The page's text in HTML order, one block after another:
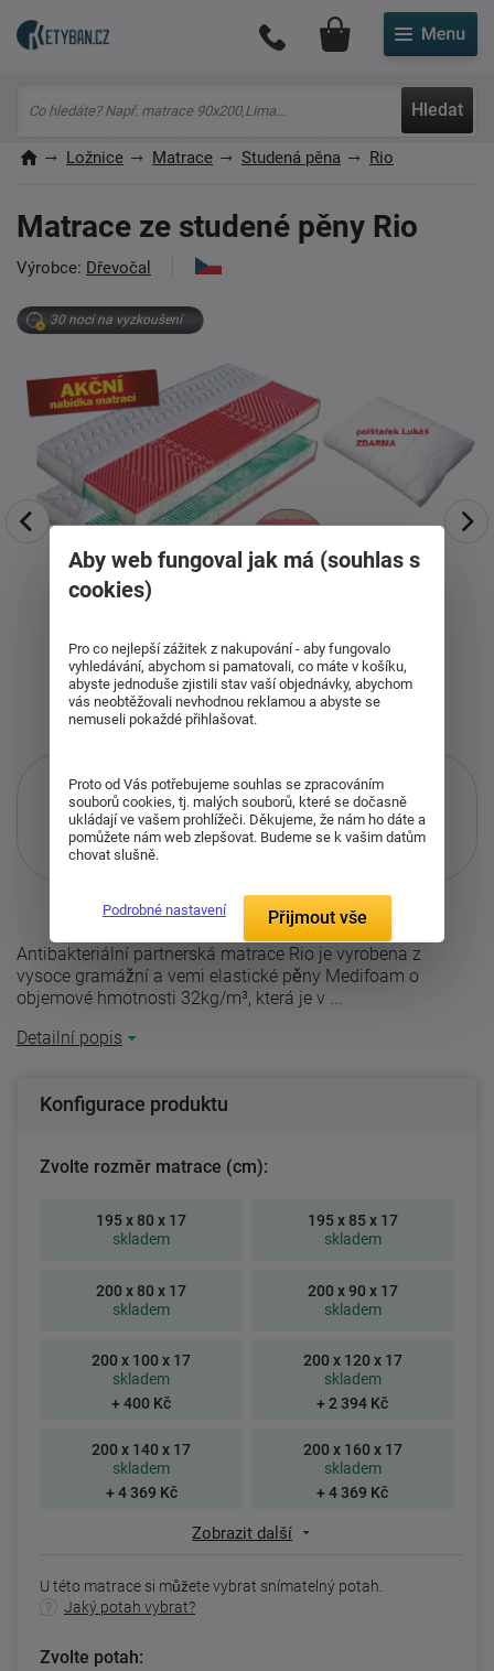
Hledat
Můj účet
Ložnice Matrace Studená pěna Rio
Matrace ze studené pěny Rio
Výrobce: Dřevočal
30 nocí na vyzkoušení
Pouze při nákupu přes ketyban.cz
Antibakteriální partnerská matrace Rio je vyrobena z
vysoce gramážní a vemi elastické pěny Medifoam o
objemové hmotnosti 32kg/m³, která je v ...
Detailní popis
Konfigurace produktu
Zvolte rozměr matrace (cm):
195 x 80 x 17
skladem
195 x 85 x 17
skladem
200 x 80 x 17
skladem
200 x 90 x 17
skladem
200 x 100 x 17
skladem
+ 400 Kč
200 x 120 x 17
skladem
+ 2 394 Kč
200 x 140 x 17
skladem
+ 4 369 Kč
200 x 160 x 17
skladem
+ 4 369 Kč
Zobrazit další
U této matrace si můžete vybrat snímatelný potah.
Jaký potah vybrat?
Zvolte potah:
Aby web fungoval jak má (souhlas s
cookies)
Pro co nejlepší zážitek z nakupování - aby fungovalo
vyhledávání, abychom si pamatovali, co máte v košíku,
abyste jednoduše zjistili stav vaší objednávky, abychom
vás neobtěžovali nevhodnou reklamou a abyste se
nemuseli pokaždé přihlašovat.
Proto od Vás potřebujeme souhlas se zpracováním
souborů cookies, tj. malých souborů, které se dočasně
ukládají ve vašem prohlížeči. Děkujeme, že nám ho dáte a
pomůžete nám web zlepšovat. Budeme se k vašim datům
chovat slušně.
Podrobné nastavení Přijmout vše